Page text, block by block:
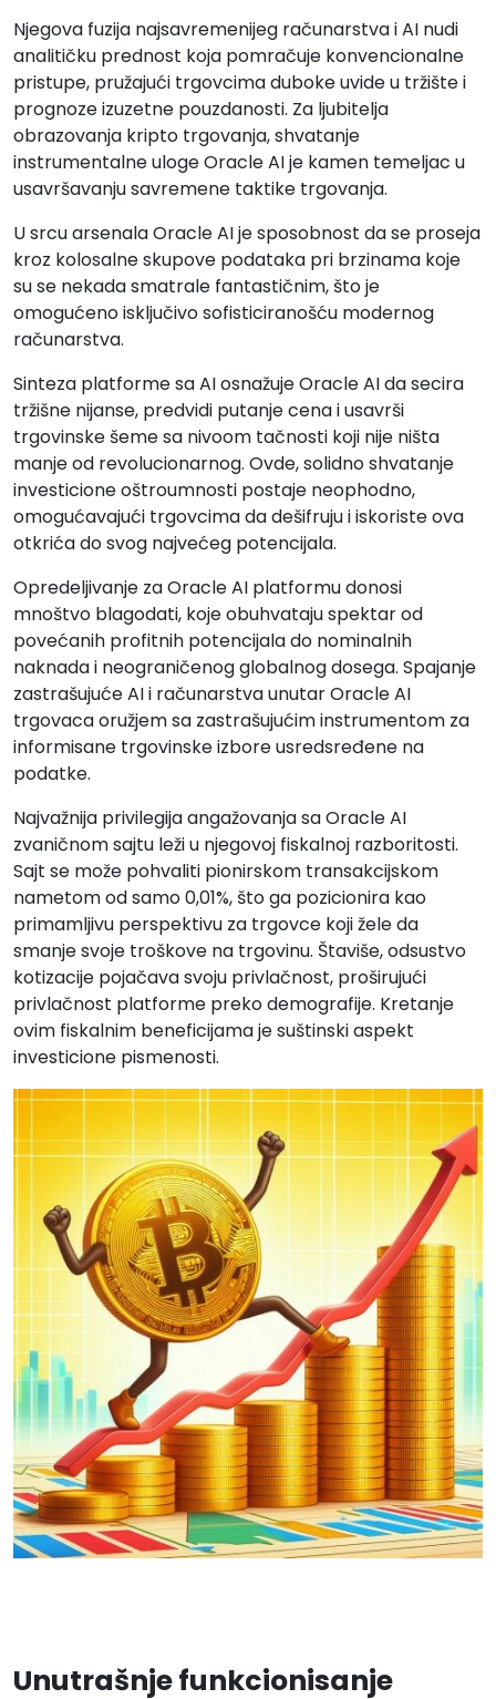
Njegova fuzija najsavremenijeg računarstva i AI nudi
analitičku prednost koja pomračuje konvencionalne
pristupe, pružajući trgovcima duboke uvide u tržište i
prognoze izuzetne pouzdanosti. Za ljubitelja
obrazovanja kripto trgovanja, shvatanje
instrumentalne uloge Oracle AI je kamen temeljac u
usavršavanju savremene taktike trgovanja.
U srcu arsenala Oracle AI je sposobnost da se proseja
kroz kolosalne skupove podataka pri brzinama koje
su se nekada smatrale fantastičnim, što je
omogućeno isključivo sofisticiranošću modernog
računarstva.
Sinteza platforme sa AI osnažuje Oracle AI da secira
tržišne nijanse, predvidi putanje cena i usavrši
trgovinske šeme sa nivoom tačnosti koji nije ništa
manje od revolucionarnog. Ovde, solidno shvatanje
investicione oštroumnosti postaje neophodno,
omogućavajući trgovcima da dešifruju i iskoriste ova
otkrića do svog najvećeg potencijala.
Opredeljivanje za Oracle AI platformu donosi
mnoštvo blagodati, koje obuhvataju spektar od
povećanih profitnih potencijala do nominalnih
naknada i neograničenog globalnog dosega. Spajanje
zastrašujuće AI i računarstva unutar Oracle AI
trgovaca oružjem sa zastrašujućim instrumentom za
informisane trgovinske izbore usredsređene na
podatke.
Najvažnija privilegija angažovanja sa Oracle AI
zvaničnom sajtu leži u njegovoj fiskalnoj razboritosti.
Sajt se može pohvaliti pionirskom transakcijskom
nametom od samo 0,01%, što ga pozicionira kao
primamljivu perspektivu za trgovce koji žele da
smanje svoje troškove na trgovinu. Štaviše, odsustvo
kotizacije pojačava svoju privlačnost, proširujući
privlačnost platforme preko demografije. Kretanje
ovim fiskalnim beneficijama je suštinski aspekt
investicione pismenosti.
Unutrašnje funkcionisanje